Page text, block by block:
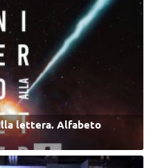
lettera. Alfabeto